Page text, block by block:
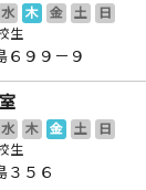
水 木 金 土
日
生
６９９－９
水 木 金 土
日
生
３５６